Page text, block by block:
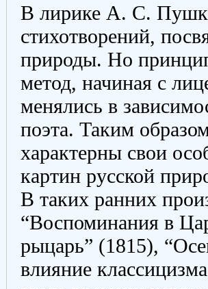
В лирике А. С.
стихотворений,
природы. Но
метод, начиная с
менялись в
поэта. Таким
характерны свои
картин русской
В таких ранних
“Воспоминания в
рыцарь” (1815),
влияние